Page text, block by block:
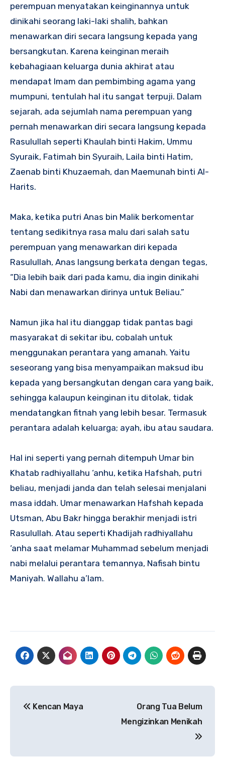
perempuan menyatakan keinginannya untuk
dinikahi seorang laki-laki shalih, bahkan
menawarkan diri secara langsung kepada yang
bersangkutan. Karena keinginan meraih
kebahagiaan keluarga dunia akhirat atau
mendapat Imam dan pembimbing agama yang
mumpuni, tentulah hal itu sangat terpuji. Dalam
sejarah, ada sejumlah nama perempuan yang
pernah menawarkan diri secara langsung kepada
Rasulullah seperti Khaulah binti Hakim, Ummu
Syuraik, Fatimah bin Syuraih, Laila binti Hatim,
Zaenab binti Khuzaemah, dan Maemunah binti Al-
Harits.
Maka, ketika putri Anas bin Malik berkomentar
tentang sedikitnya rasa malu dari salah satu
perempuan yang menawarkan diri kepada
Rasulullah, Anas langsung berkata dengan tegas,
“Dia lebih baik dari pada kamu, dia ingin dinikahi
Nabi dan menawarkan dirinya untuk Beliau.”
Namun jika hal itu dianggap tidak pantas bagi
masyarakat di sekitar ibu, cobalah untuk
menggunakan perantara yang amanah. Yaitu
seseorang yang bisa menyampaikan maksud ibu
kepada yang bersangkutan dengan cara yang baik,
sehingga kalaupun keinginan itu ditolak, tidak
mendatangkan fitnah yang lebih besar. Termasuk
perantara adalah keluarga; ayah, ibu atau saudara.
Hal ini seperti yang pernah ditempuh Umar bin
Khatab radhiyallahu ‘anhu, ketika Hafshah, putri
beliau, menjadi janda dan telah selesai menjalani
masa iddah. Umar menawarkan Hafshah kepada
Utsman, Abu Bakr hingga berakhir menjadi istri
Rasulullah. Atau seperti Khadijah radhiyallahu
‘anha saat melamar Muhammad sebelum menjadi
nabi melalui perantara temannya, Nafisah bintu
Maniyah. Wallahu a’lam.
Kencan Maya
Orang Tua Belum
Mengizinkan Menikah